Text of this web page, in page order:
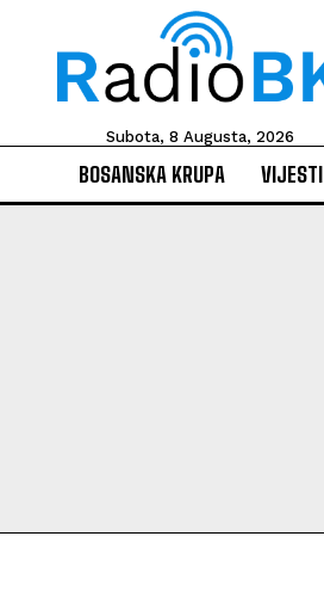
Subota, 8 Augusta, 2026
BOSANSKA KRUPA VIJESTI